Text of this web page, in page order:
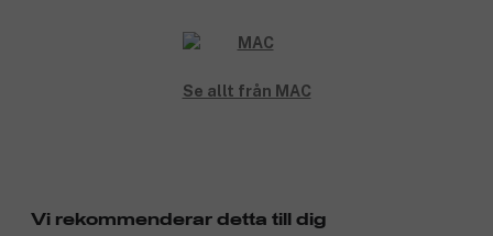
Se allt från MAC
Vi rekommenderar detta till dig